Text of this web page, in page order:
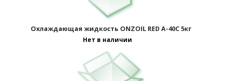
Охлаждающая жидкость ONZOIL RED A-40C 5кг
Нет в наличии